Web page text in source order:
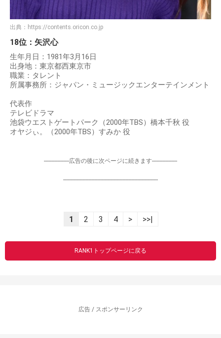
出典： https://contents.oricon.co.jp
18位：矢沢心
生年月日：1981年3月16日
出身地：東京都西東京市
職業：タレント
所属事務所：ジャパン・ミュージックエンターテインメント
代表作
テレビドラマ
池袋ウエストゲートパーク（2000年TBS）橋本千秋 役
オヤジぃ。（2000年TBS）すみか 役
-----------------広告の後に次ページに続きます-----------------
----------------------------------------------------------------
1 2 3 4 > >>|
RANK1トップページに戻る
広告 / スポンサーリンク